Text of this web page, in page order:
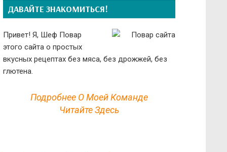
ДАВАЙТЕ ЗНАКОМИТЬСЯ!
Привет! Я, Шеф Повар
этого сайта о простых
вкусных рецептах без мяса, без дрожжей, без
глютена.
Подробнее О Моей Команде
Читайте Здесь